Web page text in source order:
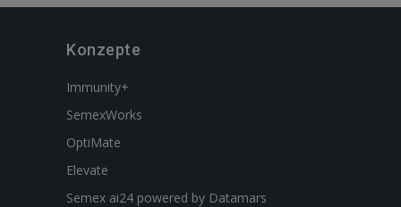
Konzepte
Immunity+
SemexWorks
OptiMate
Elevate
Semex ai24 powered by Datamars